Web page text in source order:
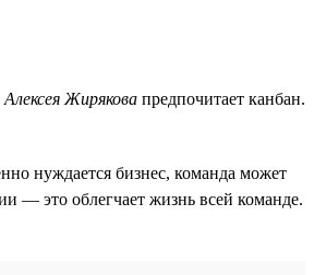
Алексея Жирякова предпочитает канбан.
нуждается бизнес, команда может
— это облегчает жизнь всей команде.